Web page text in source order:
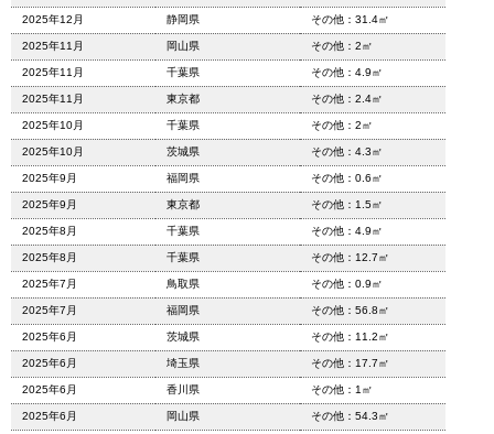
2025年12月 静岡県 その他：31.4㎡
2025年11月 岡山県 その他：2㎡
2025年11月 千葉県 その他：4.9㎡
2025年11月 東京都 その他：2.4㎡
2025年10月 千葉県 その他：2㎡
2025年10月 茨城県 その他：4.3㎡
2025年9月 福岡県 その他：0.6㎡
2025年9月 東京都 その他：1.5㎡
2025年8月 千葉県 その他：4.9㎡
2025年8月 千葉県 その他：12.7㎡
2025年7月 鳥取県 その他：0.9㎡
2025年7月 福岡県 その他：56.8㎡
2025年6月 茨城県 その他：11.2㎡
2025年6月 埼玉県 その他：17.7㎡
2025年6月 香川県 その他：1㎡
2025年6月 岡山県 その他：54.3㎡